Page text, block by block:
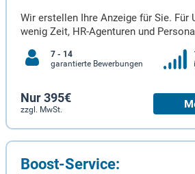
Wir erstellen Ihre Anzeige für Sie. Für
wenig Zeit, HR-Agenturen und
7 - 14
garantierte Bewerbungen
Nur 395€
zzgl. MwSt.
Boost-Service: